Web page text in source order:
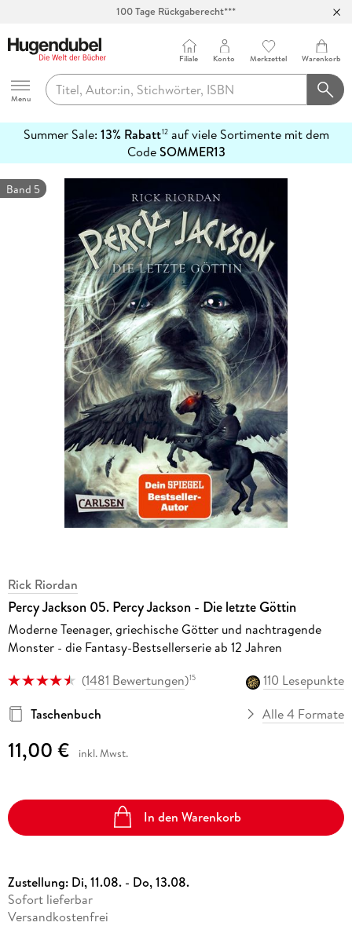
100 Tage Rückgaberecht***
Hugendubel
Menu
Filiale Konto Merkzettel Warenkorb
Summer Sale: 13% Rabatt12auf viele Sortimente mit dem
CodeSOMMER13
erfahren
Band 5
Rick Riordan
Percy Jackson 05. Percy Jackson - Die letzte Göttin
Moderne Teenager, griechische Götter und nachtragende
Monster - die Fantasy-Bestsellerserie ab 12 Jahren
(1481 Bewertungen)15
110 Lesepunkte
Taschenbuch
Alle 4 Formate
11,00 € inkl. Mwst.
In den Warenkorb
Zustellung: Di, 11.08. - Do, 13.08.
Sofort lieferbar
Versandkostenfrei